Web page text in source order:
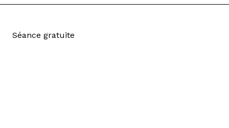
Séance gratuite